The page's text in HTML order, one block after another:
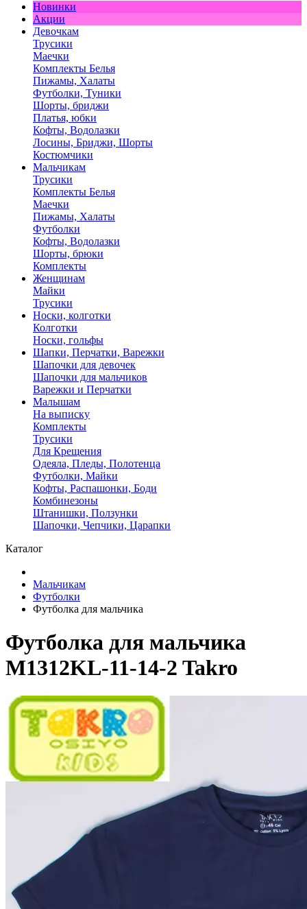
Новинки
Акции
Девочкам
Трусики
Маечки
Комплекты Белья
Пижамы, Халаты
Футболки, Туники
Шорты, бриджи
Платья, юбки
Кофты, Водолазки
Лосины, Бриджи, Шорты
Костюмчики
Мальчикам
Трусики
Комплекты Белья
Маечки
Пижамы, Халаты
Футболки
Кофты, Водолазки
Шорты, брюки
Комплекты
Женщинам
Майки
Трусики
Носки, колготки
Колготки
Носки, гольфы
Шапки, Перчатки, Варежки
Шапочки для девочек
Шапочки для мальчиков
Варежки и Перчатки
Малышам
На выписку
Комплекты
Трусики
Для Крещения
Одеяла, Пледы, Полотенца
Футболки, Майки
Кофты, Распашонки, Боди
Комбинезоны
Штанишки, Ползунки
Шапочки, Чепчики, Царапки
Каталог
Мальчикам
Футболки
Футболка для мальчика
Футболка для мальчика
M1312KL-11-14-2 Takro